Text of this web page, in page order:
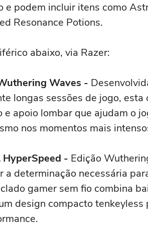
e podem incluir itens como
Resonance Potions.
abaixo, via Razer:
Waves -
longas sessões de jogo, esta
apoio lombar que ajudam o
nos momentos mais
- Edição
a determinação necessária
gamer sem fio combina
design compacto tenkeyless